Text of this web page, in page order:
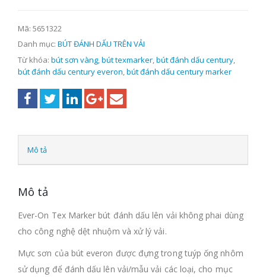
Mã: 5651322
Danh mục: BÚT ĐÁNH DẤU TRÊN VẢI
Từ khóa: bút sơn vàng,bút texmarker,bút đánh dấu century,
bút đánh dấu century everon,bút đánh dấu century marker
Mô tả
Mô tả
Ever-On Tex Marker bút đánh dấu lên vải không phai dùng
cho công nghệ dệt nhuộm và xử lý vải.
Mực sơn của bút everon được đựng trong tuýp ống nhôm
sử dụng để đánh dấu lên vải/mẫu vải các loại, cho mục